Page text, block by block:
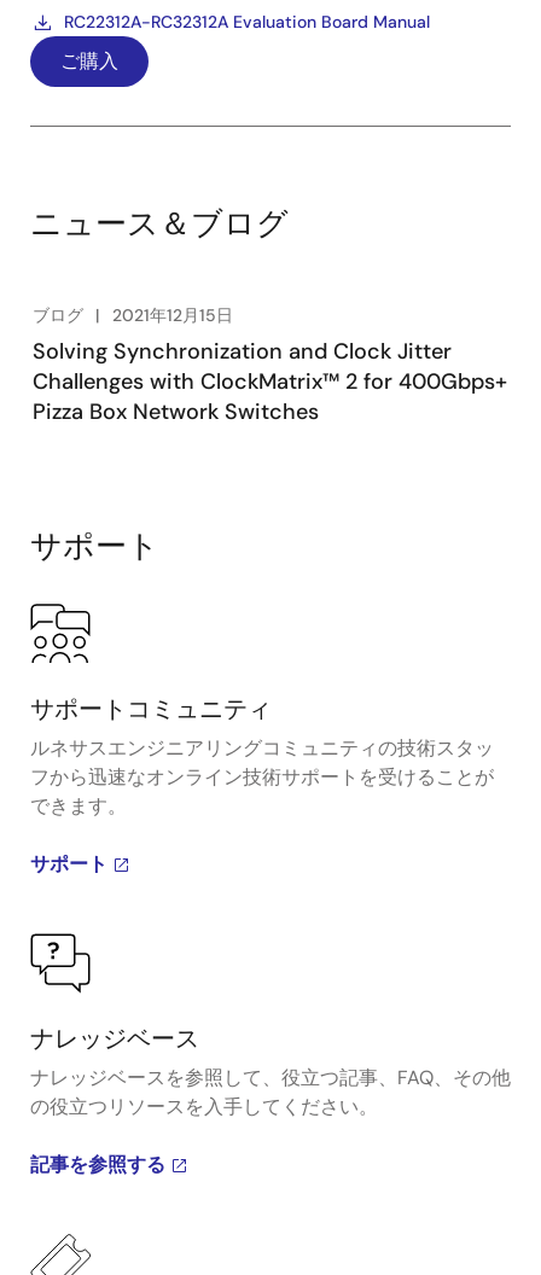
RC22312A-RC32312A Evaluation Board Manual
ご購入
ニュース＆ブログ
ブログ 2021年12月15日
Solving Synchronization and Clock Jitter
Challenges with ClockMatrix™ 2 for 400Gbps+
Pizza Box Network Switches
サポート
サポートコミュニティ
ルネサスエンジニアリングコミュニティの技術スタッ
フから迅速なオンライン技術サポートを受けることが
できます。
サポート
ナレッジベース
ナレッジベースを参照して、役立つ記事、FAQ、その他
の役立つリソースを入手してください。
記事を参照する